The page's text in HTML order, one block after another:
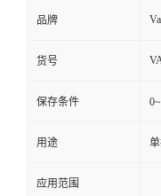
品牌
货号
保存条件
用途
应用范围